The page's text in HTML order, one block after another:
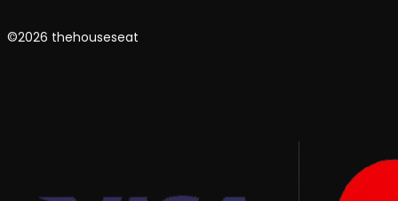
©2026 thehouseseat